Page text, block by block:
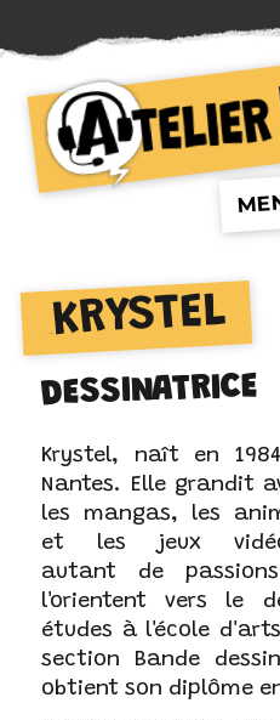
Atelier Virtuel
KRYSTEL
DESSINATRICE
Krystel, naît en
Nantes. Elle grandit
les mangas, les
et les jeux
autant de
l'orientent vers le
études à l'école
section Bande
obtient son diplôme